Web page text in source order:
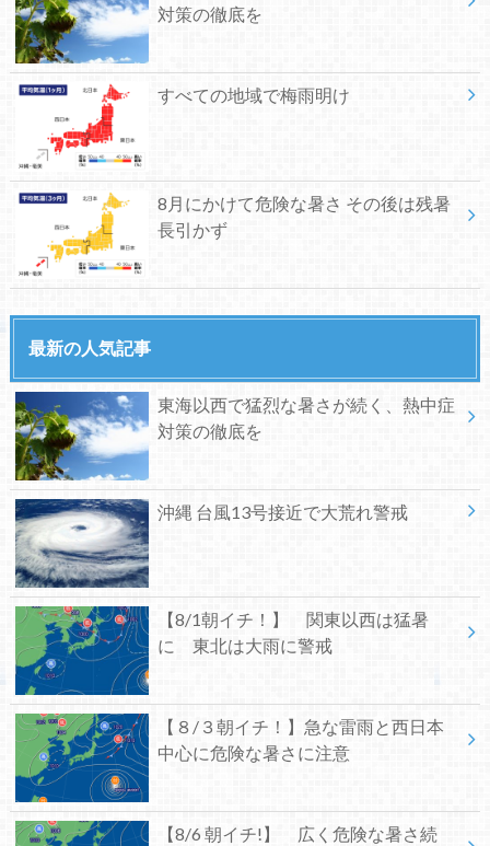
対策の徹底を
すべての地域で梅雨明け
8月にかけて危険な暑さ その後は残暑
長引かず
最新の人気記事
東海以西で猛烈な暑さが続く、熱中症
対策の徹底を
沖縄 台風13号接近で大荒れ警戒
【8/1朝イチ！】 関東以西は猛暑
に 東北は大雨に警戒
【８/３朝イチ！】急な雷雨と西日本
中心に危険な暑さに注意
【8/6 朝イチ!】 広く危険な暑さ続